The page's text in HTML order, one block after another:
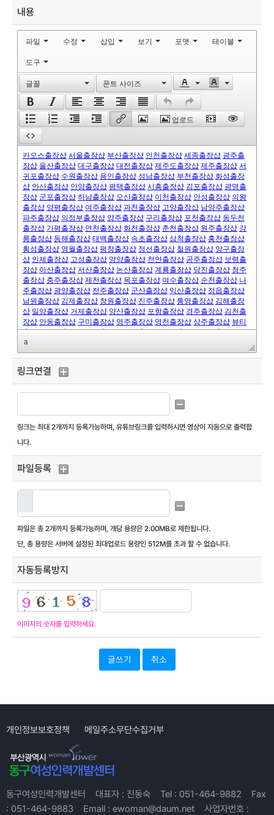
내용
파일 수정 삽입 보기 포맷
테이블
도구
글꼴 폰트 사이즈
업로드
a
링크연결
링크는 최대 2개까지 등록가능하며, 유튜브링크를 입력하시면 영상이 자동으로 출력합
니다.
파일등록
파일은 총 2개까지 등록가능하며, 개당 용량은 2.00MB로 제한됩니다.
단, 총 용량은 서버에 설정된 최대업로드 용량인 512M를 초과 할 수 없습니다.
자동등록방지
이미지의 숫자를 입력하세요.
취소
개인정보보호정책 메일주소무단수집거부
동구여성인력개발센터 대표자 : 진동숙 Tel : 051-464-9882
Fax
: 051-464-9883 Email : ewoman@daum.net 사업자번호 :